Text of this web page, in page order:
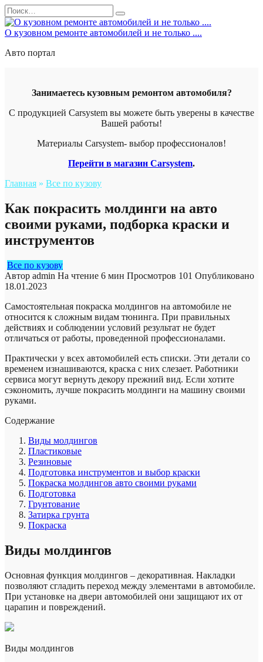
Перейти
к
содержанию
Search
for:
О кузовном ремонте автомобилей и не только ....
Авто портал
Занимаетесь кузовным ремонтом автомобиля?
С продукцией Carsystem вы можете быть уверены в качестве
Вашей работы!
Материалы Carsystem- выбор профессионалов!
Перейти в магазин Carsystem.
Главная » Все по кузову
Как покрасить молдинги на авто
своими руками, подборка краски и
инструментов
Все по кузову
Автор admin На чтение 6 мин Просмотров 101 Опубликовано
18.01.2023
Самостоятельная покраска молдингов на автомобиле не
относится к сложным видам тюнинга. При правильных
действиях и соблюдении условий результат не будет
отличаться от работы, проведенной профессионалами.
Практически у всех автомобилей есть списки. Эти детали со
временем изнашиваются, краска с них слезает. Работники
сервиса могут вернуть декору прежний вид. Если хотите
сэкономить, лучше покрасить молдинги на машину своими
руками.
Содержание
Виды молдингов
Пластиковые
Резиновые
Подготовка инструментов и выбор краски
Покраска молдингов авто своими руками
Подготовка
Грунтование
Затирка грунта
Покраска
Виды молдингов
Основная функция молдингов – декоративная. Накладки
позволяют сгладить переход между элементами в автомобиле.
При установке на двери автомобилей они защищают их от
царапин и повреждений.
Виды молдингов